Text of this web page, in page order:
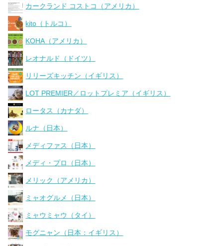
カークランド コストコ（アメリカ）
kito（トルコ）
KOHA（アメリカ）
レオナルド（ドイツ）
リリーズキッチン（イギリス）
LOT PREMIER／ロットプレミア（イギリス）
ロータス（カナダ）
ルナ（日本）
メディファス（日本）
メディ・プロ（日本）
メリック（アメリカ）
ミャオグルメ（日本）
ミャウミャウ（タイ）
モグニャン（日本：イギリス）